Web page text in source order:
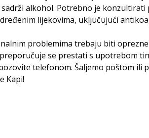
alkohol. Potrebno je
lijekovima, uključujući
problemima trebaju biti
se prestati s upotrebom
telefonom. Šaljemo poštom ili
Kapi!